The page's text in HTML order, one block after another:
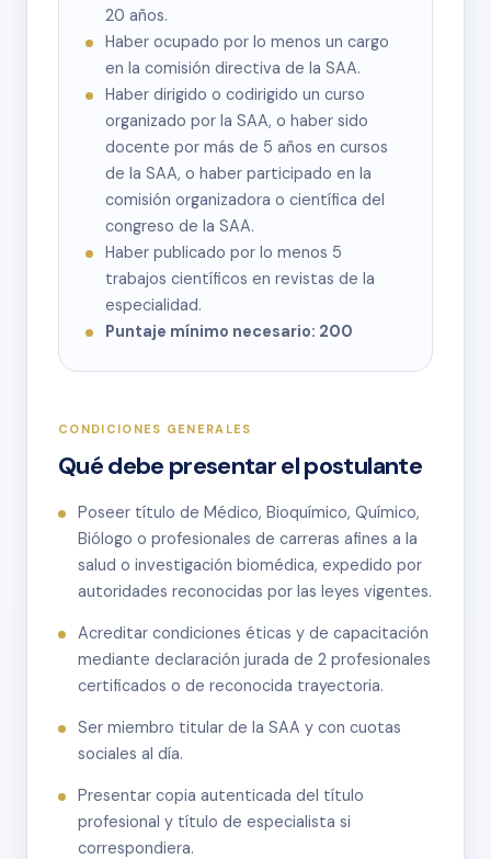
20 años.
Haber ocupado por lo menos un cargo
en la comisión directiva de la SAA.
Haber dirigido o codirigido un curso
organizado por la SAA, o haber sido
docente por más de 5 años en cursos
de la SAA, o haber participado en la
comisión organizadora o científica del
congreso de la SAA.
Haber publicado por lo menos 5
trabajos científicos en revistas de la
especialidad.
Puntaje mínimo necesario: 200
CONDICIONES GENERALES
Qué debe presentar el postulante
Poseer título de Médico, Bioquímico, Químico,
Biólogo o profesionales de carreras afines a la
salud o investigación biomédica, expedido por
autoridades reconocidas por las leyes vigentes.
Acreditar condiciones éticas y de capacitación
mediante declaración jurada de 2 profesionales
certificados o de reconocida trayectoria.
Ser miembro titular de la SAA y con cuotas
sociales al día.
Presentar copia autenticada del título
profesional y título de especialista si
correspondiera.